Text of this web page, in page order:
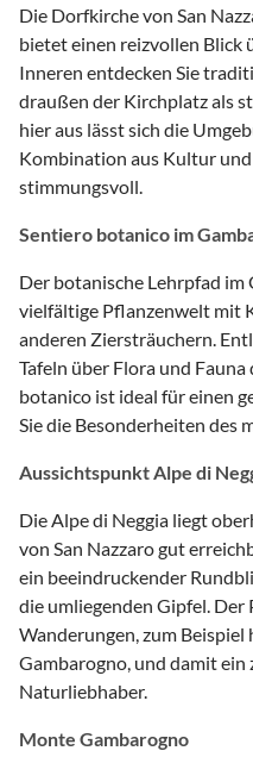
Die Dorfkirche von San
bietet einen reizvollen Blick
Inneren entdecken Sie
draußen der Kirchplatz als
hier aus lässt sich die
Kombination aus Kultur
stimmungsvoll.
Sentiero botanico im
Der botanische Lehrpfad
vielfältige Pflanzenwelt mit
anderen Ziersträuchern.
Tafeln über Flora und
botanico ist ideal für einen
Sie die Besonderheiten des
Aussichtspunkt Alpe di
Die Alpe di Neggia liegt
von San Nazzaro gut
ein beeindruckender
die umliegenden Gipfel.
Wanderungen, zum
Gambarogno, und damit ein
Naturliebhaber.
Monte Gambarogno